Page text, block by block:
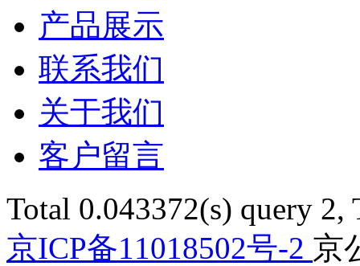
产品展示
联系我们
关于我们
客户留言
Total 0.043372(s) query
京ICP备11018502号-2 京